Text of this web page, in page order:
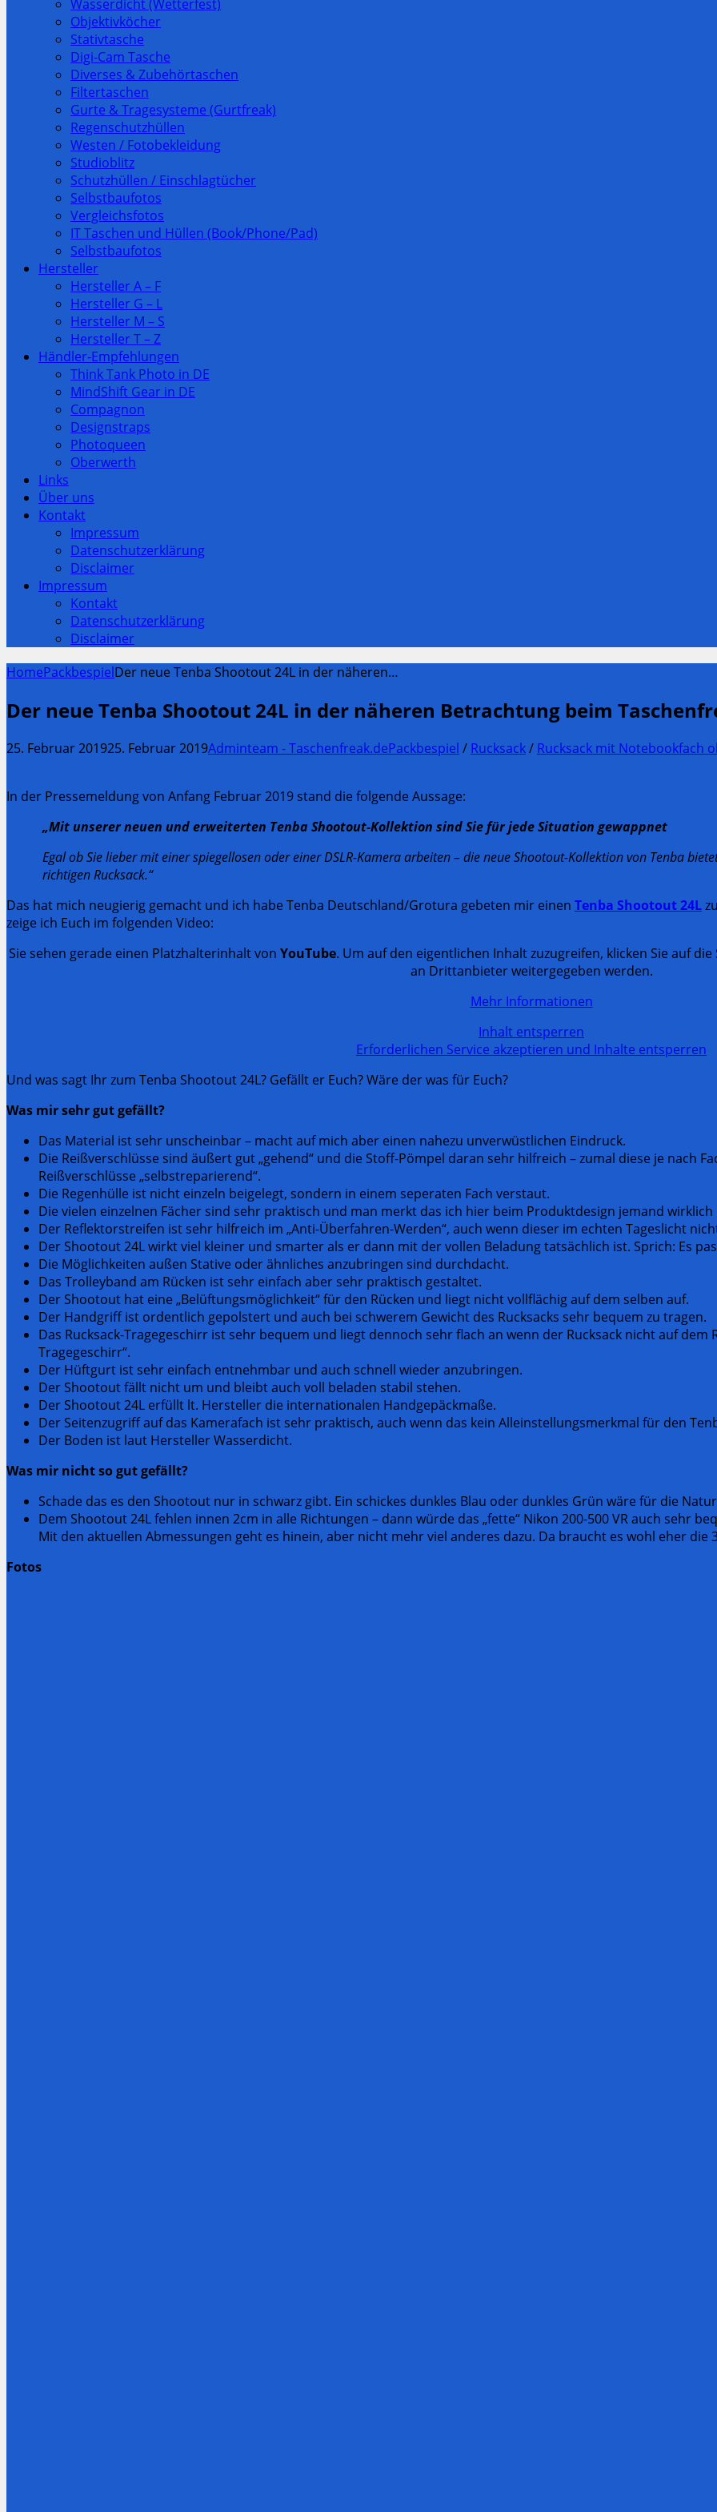
Wasserdicht (Wetterfest)
Objektivköcher
Stativtasche
Digi-Cam Tasche
Diverses & Zubehörtaschen
Filtertaschen
Gurte & Tragesysteme (Gurtfreak)
Regenschutzhüllen
Westen / Fotobekleidung
Studioblitz
Schutzhüllen / Einschlagtücher
Selbstbaufotos
Vergleichsfotos
IT Taschen und Hüllen (Book/Phone/Pad)
Selbstbaufotos
Hersteller
Hersteller A – F
Hersteller G – L
Hersteller M – S
Hersteller T – Z
Händler-Empfehlungen
Think Tank Photo in DE
MindShift Gear in DE
Compagnon
Designstraps
Photoqueen
Oberwerth
Links
Über uns
Kontakt
Impressum
Datenschutzerklärung
Disclaimer
Impressum
Kontakt
Datenschutzerklärung
Disclaimer
HomePackbespielDer neue Tenba Shootout 24L in der näheren…
Der neue Tenba Shootout 24L in der näheren Betrachtung beim
25. Februar 201925. Februar 2019Adminteam - Taschenfreak.dePackbespiel / Rucksack/ Rucksack mit Notebookfach
In der Pressemeldung von Anfang Februar 2019 stand die folgende Aussage:
„Mit unserer neuen und erweiterten Tenba Shootout-Kollektion sind Sie für jede Situation gewappnet
Egal ob Sie lieber mit einer spiegellosen oder einer DSLR-Kamera arbeiten – die neue Shootout-Kollektion von Tenba
richtigen Rucksack.“
Das hat mich neugierig gemacht und ich habe Tenba Deutschland/Grotura gebeten mir einen Tenba Shootout 24L
zeige ich Euch im folgenden Video:
Sie sehen gerade einen Platzhalterinhalt von YouTube. Um auf den eigentlichen Inhalt zuzugreifen, klicken Sie auf
an Drittanbieter weitergegeben werden.
Mehr Informationen
Inhalt entsperren
Erforderlichen Service akzeptieren und Inhalte entsperren
Und was sagt Ihr zum Tenba Shootout 24L? Gefällt er Euch? Wäre der was für Euch?
Was mir sehr gut gefällt?
Das Material ist sehr unscheinbar – macht auf mich aber einen nahezu unverwüstlichen Eindruck.
Die Reißverschlüsse sind äußert gut „gehend“ und die Stoff-Pömpel daran sehr hilfreich – zumal diese je nach
Reißverschlüsse „selbstreparierend“.
Die Regenhülle ist nicht einzeln beigelegt, sondern in einem seperaten Fach verstaut.
Die vielen einzelnen Fächer sind sehr praktisch und man merkt das ich hier beim Produktdesign jemand
Der Reflektorstreifen ist sehr hilfreich im „Anti-Überfahren-Werden“, auch wenn dieser im echten Tageslicht
Der Shootout 24L wirkt viel kleiner und smarter als er dann mit der vollen Beladung tatsächlich ist. Sprich: Es
Die Möglichkeiten außen Stative oder ähnliches anzubringen sind durchdacht.
Das Trolleyband am Rücken ist sehr einfach aber sehr praktisch gestaltet.
Der Shootout hat eine „Belüftungsmöglichkeit“ für den Rücken und liegt nicht vollflächig auf dem selben auf.
Der Handgriff ist ordentlich gepolstert und auch bei schwerem Gewicht des Rucksacks sehr bequem zu tragen.
Das Rucksack-Tragegeschirr ist sehr bequem und liegt dennoch sehr flach an wenn der Rucksack nicht auf dem
Tragegeschirr“.
Der Hüftgurt ist sehr einfach entnehmbar und auch schnell wieder anzubringen.
Der Shootout fällt nicht um und bleibt auch voll beladen stabil stehen.
Der Shootout 24L erfüllt lt. Hersteller die internationalen Handgepäckmaße.
Der Seitenzugriff auf das Kamerafach ist sehr praktisch, auch wenn das kein Alleinstellungsmerkmal für den
Der Boden ist laut Hersteller Wasserdicht.
Was mir nicht so gut gefällt?
Schade das es den Shootout nur in schwarz gibt. Ein schickes dunkles Blau oder dunkles Grün wäre für die
Dem Shootout 24L fehlen innen 2cm in alle Richtungen – dann würde das „fette“ Nikon 200-500 VR auch sehr
Mit den aktuellen Abmessungen geht es hinein, aber nicht mehr viel anderes dazu. Da braucht es wohl eher die
Fotos